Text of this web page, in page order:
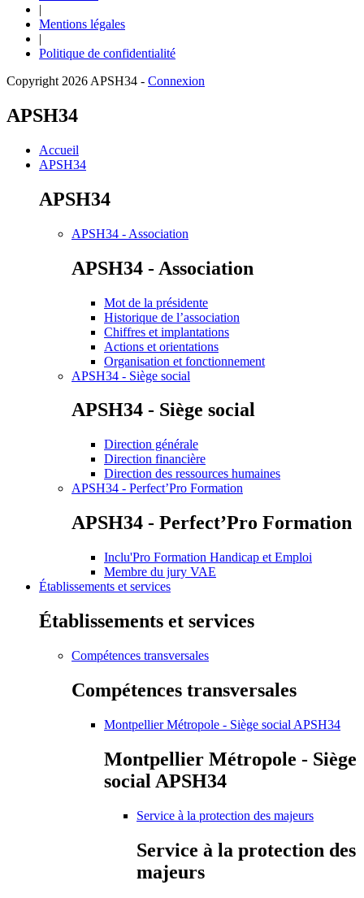
|
Mentions légales
|
Politique de confidentialité
Copyright 2026 APSH34 - Connexion
APSH34
Accueil
APSH34
APSH34
APSH34 - Association
APSH34 - Association
Mot de la présidente
Historique de l’association
Chiffres et implantations
Actions et orientations
Organisation et fonctionnement
APSH34 - Siège social
APSH34 - Siège social
Direction générale
Direction financière
Direction des ressources humaines
APSH34 - Perfect’Pro Formation
APSH34 - Perfect’Pro Formation
Inclu'Pro Formation Handicap et Emploi
Membre du jury VAE
Établissements et services
Établissements et services
Compétences transversales
Compétences transversales
Montpellier Métropole - Siège social APSH34
Montpellier Métropole - Siège
social APSH34
Service à la protection des majeurs
Service à la protection des
majeurs